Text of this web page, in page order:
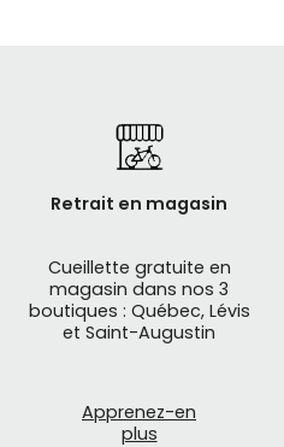
Retrait en magasin
Cueillette gratuite en
magasin dans nos 3
boutiques : Québec, Lévis
et Saint-Augustin
Apprenez-en
plus